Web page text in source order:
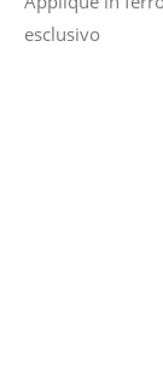
esclusivo